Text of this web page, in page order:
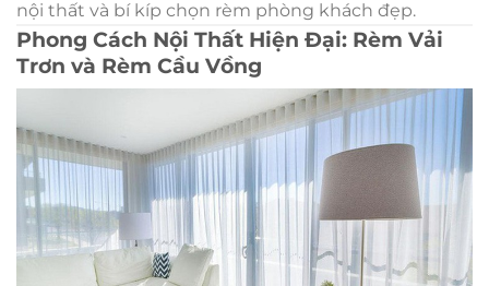
nội thất và bí kíp chọn rèm phòng khách đẹp.
Phong Cách Nội Thất Hiện Đại: Rèm Vải
Trơn và Rèm Cầu Vồng